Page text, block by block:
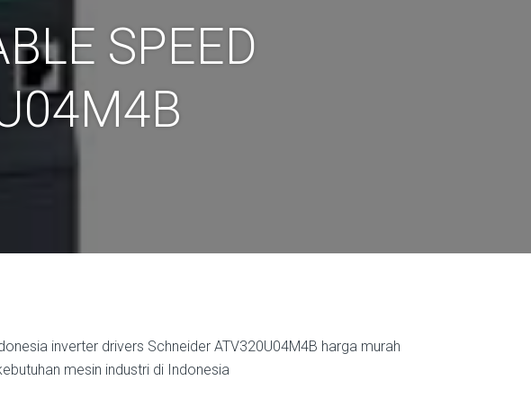
SPEED
inverter drivers Schneider ATV320U04M4B harga murah
mesin industri di Indonesia